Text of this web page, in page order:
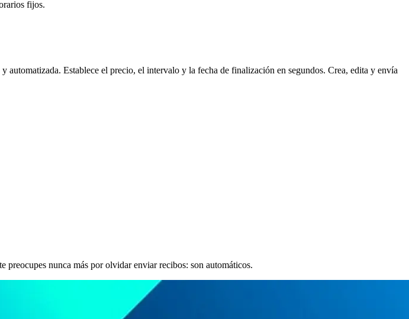
fijos.
Establece el precio, el intervalo y la fecha de finalización en segundos. Crea, edita y envía
preocupes nunca más por olvidar enviar recibos: son automáticos.